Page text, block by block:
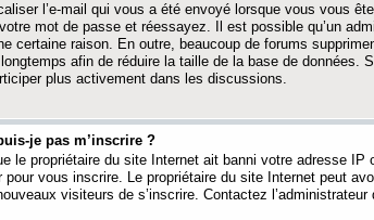
l’e-mail qui vous a été envoyé lorsque vous vous
mot de passe et réessayez. Il est possible qu’un
certaine raison. En outre, beaucoup de forums
afin de réduire la taille de la base de données.
plus activement dans les discussions.
je pas m’inscrire ?
le propriétaire du site Internet ait banni votre adresse IP
pour vous inscrire. Le propriétaire du site Internet peut
visiteurs de s’inscrire. Contactez